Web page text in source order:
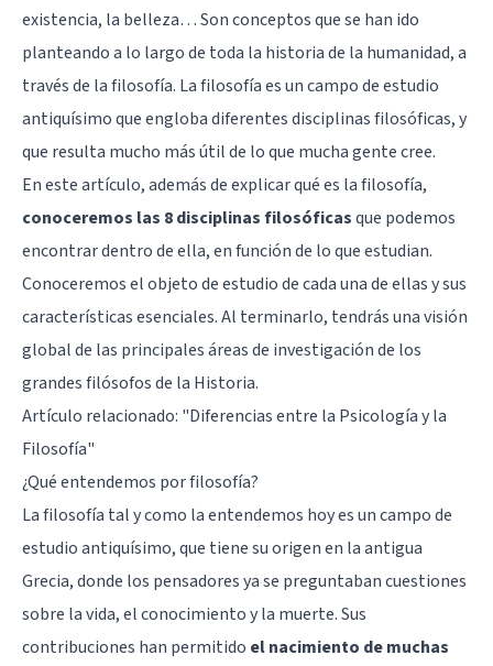
existencia, la belleza… Son conceptos que se han ido
planteando a lo largo de toda la historia de la humanidad, a
través de la filosofía. La filosofía es un campo de estudio
antiquísimo que engloba diferentes disciplinas filosóficas, y
que resulta mucho más útil de lo que mucha gente cree.
En este artículo, además de explicar qué es la filosofía,
conoceremos las 8 disciplinas filosóficasque podemos
encontrar dentro de ella, en función de lo que estudian.
Conoceremos el objeto de estudio de cada una de ellas y sus
características esenciales. Al terminarlo, tendrás una visión
global de las principales áreas de investigación de los
grandes filósofos de la Historia.
Artículo relacionado: "Diferencias entre la Psicología y la
Filosofía"
¿Qué entendemos por filosofía?
La filosofía tal y como la entendemos hoy es un campo de
estudio antiquísimo, que tiene su origen en la antigua
Grecia, donde los pensadores ya se preguntaban cuestiones
sobre la vida, el conocimiento y la muerte. Sus
contribuciones han permitido el nacimiento de muchas